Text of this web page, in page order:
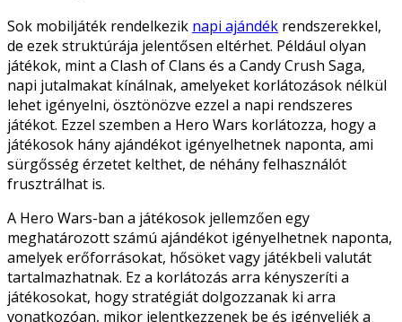
Sok mobiljáték rendelkezik napi ajándék rendszerekkel,
de ezek struktúrája jelentősen eltérhet. Például olyan
játékok, mint a Clash of Clans és a Candy Crush Saga,
napi jutalmakat kínálnak, amelyeket korlátozások nélkül
lehet igényelni, ösztönözve ezzel a napi rendszeres
játékot. Ezzel szemben a Hero Wars korlátozza, hogy a
játékosok hány ajándékot igényelhetnek naponta, ami
sürgősség érzetet kelthet, de néhány felhasználót
frusztrálhat is.
A Hero Wars-ban a játékosok jellemzően egy
meghatározott számú ajándékot igényelhetnek naponta,
amelyek erőforrásokat, hősöket vagy játékbeli valutát
tartalmazhatnak. Ez a korlátozás arra kényszeríti a
játékosokat, hogy stratégiát dolgozzanak ki arra
vonatkozóan, mikor jelentkezzenek be és igényeljék a